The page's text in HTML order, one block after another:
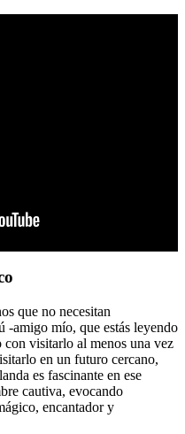
que no necesitan
-amigo mío, que estás leyendo
con visitarlo al menos una vez
en un futuro cercano,
es fascinante en ese
cautiva, evocando
encantador y